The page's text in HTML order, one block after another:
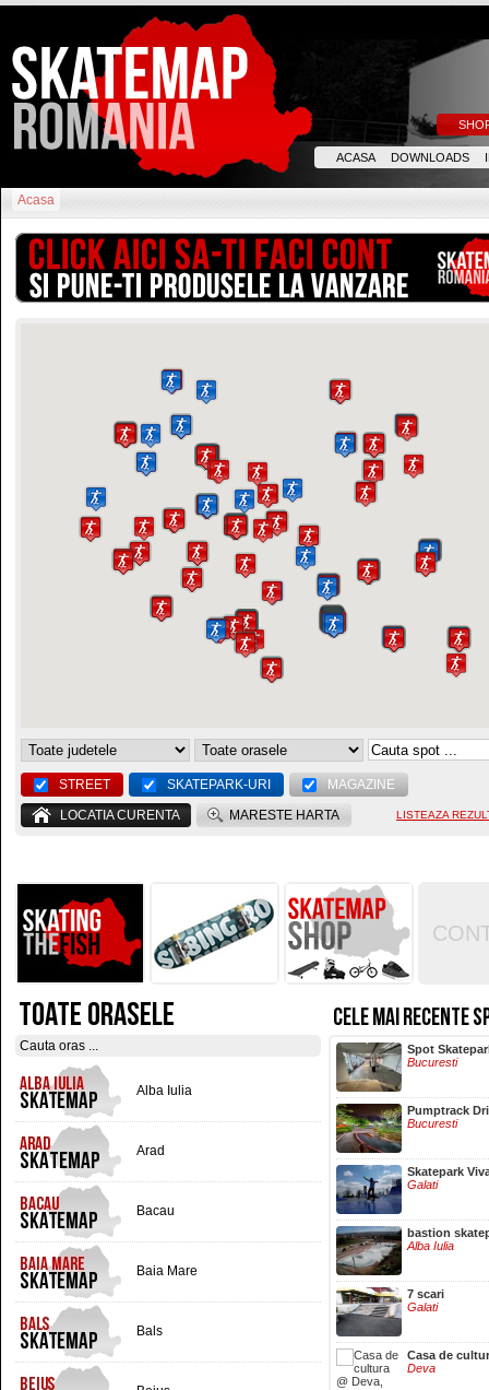
ACASA DOWNLOADS
Acasa
STREET SKATEPARK-URI
MAGAZINE
LOCATIA CURENTA
MARESTE HARTA LISTEAZA
TOATE ORASELE
Alba Iulia
Arad
Bacau
Baia Mare
Bals
CELE MAI RECENTE
Hala Centrala
Iasi
Spot
Bucuresti
Pumptrack
Bucuresti
Skatepark
Galati
bastion
Alba Iulia
7 scari
Galati
Casa de
Deva